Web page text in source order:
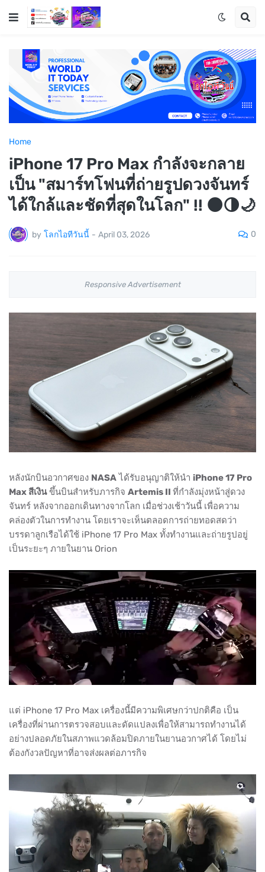
Home
iPhone 17 Pro Max กำลังจะกลาย
เป็น "สมาร์ทโฟนที่ถ่ายรูปดวงจันทร์
ได้ใกล้และชัดที่สุดในโลก" !! 🌑🌗🌙
by โลกไอทีวันนี้ - April 03, 2026 0
Responsive Advertisement
หลังนักบินอวกาศของ NASAได้รับอนุญาติให้นำ iPhone 17 Pro
Max สีเงินขึ้นบินสำหรับภารกิจ Artemis II ที่กำลังมุ่งหน้าสู่ดวง
จันทร์ หลังจากออกเดินทางจากโลก เมื่อช่วงเช้าวันนี้ เพื่อความ
คล่องตัวในการทำงาน โดยเราจะเห็นตลอดการถ่ายทอดสดว่า
บรรดาลูกเรือได้ใช้ iPhone 17 Pro Max ทั้งทำงานและถ่ายรูปอยู่
เป็นระยะๆ ภายในยาน Orion
แต่ iPhone 17 Pro Max เครื่องนี้มีความพิเศษกว่าปกติคือ เป็น
เครื่องที่ผ่านการตรวจสอบและดัดแปลงเพื่อให้สามารถทำงานได้
อย่างปลอดภัยในสภาพแวดล้อมปิดภายในยานอวกาศได้ โดยไม่
ต้องกังวลปัญหาที่อาจส่งผลต่อภารกิจ